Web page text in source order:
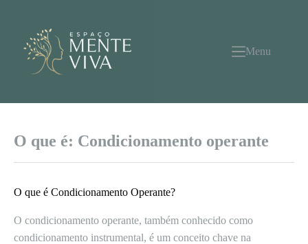
conteúdo
Menu
O que é: Condicionamento operante
O que é Condicionamento Operante?
O condicionamento operante, também conhecido como
condicionamento instrumental, é um conceito chave na